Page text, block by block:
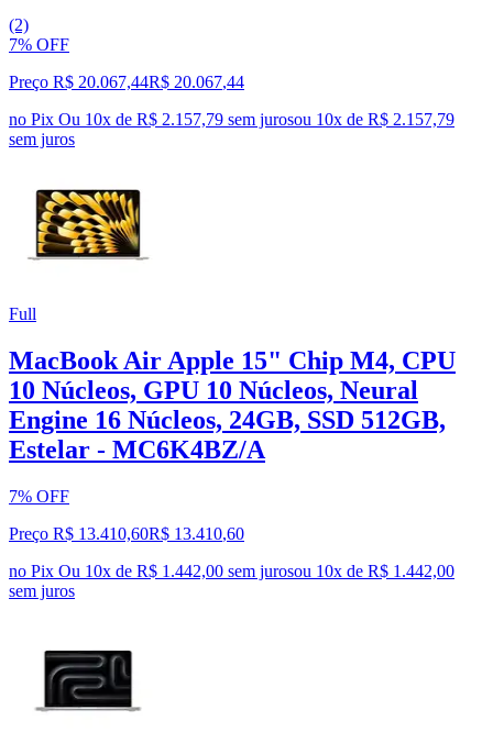
(2)
7% OFF
Preço R$ 20.067,44R$ 20.067,44
no Pix Ou 10x de R$ 2.157,79 sem jurosou 10x de R$ 2.157,79
sem juros
Full
MacBook Air Apple 15" Chip M4, CPU
10 Núcleos, GPU 10 Núcleos, Neural
Engine 16 Núcleos, 24GB, SSD 512GB,
Estelar - MC6K4BZ/A
7% OFF
Preço R$ 13.410,60R$ 13.410,60
no Pix Ou 10x de R$ 1.442,00 sem jurosou 10x de R$ 1.442,00
sem juros